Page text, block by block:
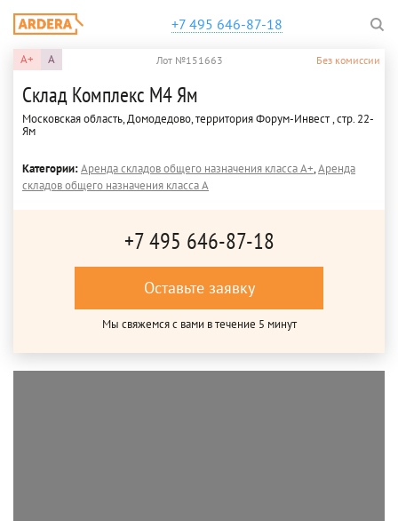
+7 495 646-87-18
A+ A Лот №151663 Без комиссии
Склад Комплекс М4 Ям
Московская область, Домодедово, территория Форум-Инвест , стр. 22-
Ям
Категории:Аренда складов общего назначения класса A+,Аренда
складов общего назначения класса A
+7 495 646-87-18
Оставьте заявку
Мы свяжемся с вами в течение 5 минут